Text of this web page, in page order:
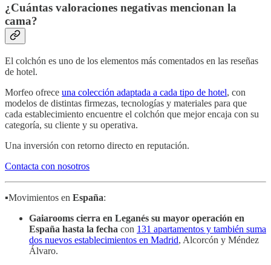
¿Cuántas valoraciones negativas mencionan la
cama?
El colchón es uno de los elementos más comentados en las reseñas
de hotel.
Morfeo ofrece una colección adaptada a cada tipo de hotel, con
modelos de distintas firmezas, tecnologías y materiales para que
cada establecimiento encuentre el colchón que mejor encaja con su
categoría, su cliente y su operativa.
Una inversión con retorno directo en reputación.
Contacta con nosotros
▪️Movimientos en España:
Gaiarooms cierra en Leganés su mayor operación en
España hasta la fecha con 131 apartamentos y también suma
dos nuevos establecimientos en Madrid, Alcorcón y Méndez
Álvaro.